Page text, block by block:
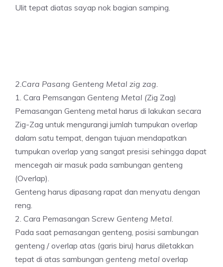
Ulit tepat diatas sayap nok bagian samping.
2.Cara Pasang Genteng Metal zig zag.
1. Cara Pemsangan Genteng Metal (Zig Zag)
Pemasangan Genteng metal harus di lakukan secara
Zig-Zag untuk mengurangi jumlah tumpukan overlap
dalam satu tempat, dengan tujuan mendapatkan
tumpukan overlap yang sangat presisi sehingga dapat
mencegah air masuk pada sambungan genteng
(Overlap).
Genteng harus dipasang rapat dan menyatu dengan
reng.
2. Cara Pemasangan Screw Genteng Metal.
Pada saat pemasangan genteng, posisi sambungan
genteng / overlap atas (garis biru) harus diletakkan
tepat di atas sambungan genteng metal overlap